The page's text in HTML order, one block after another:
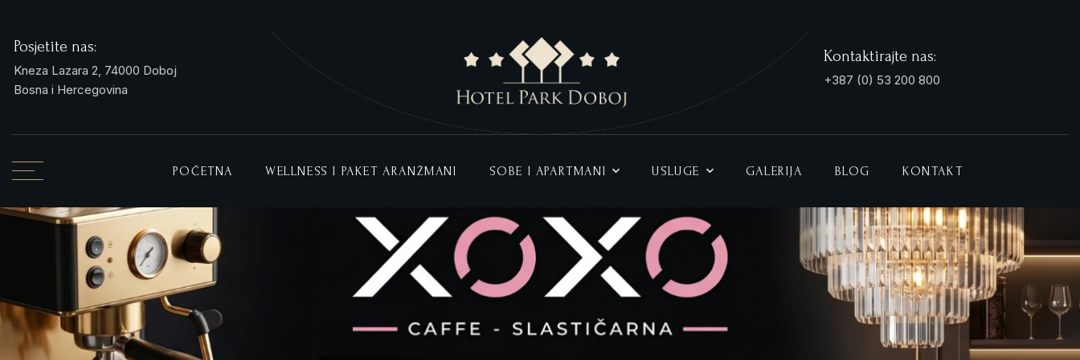
Posjetite nas:
Kneza Lazara 2, 74000 Doboj
Bosna i Hercegovina
Kontaktirajte nas:
+387 (0) 53 200 800
POČETNA WELLNESS I PAKET ARANŽMANI SOBE I APARTMANI USLUGE GALERIJA BLOG KONTAKT